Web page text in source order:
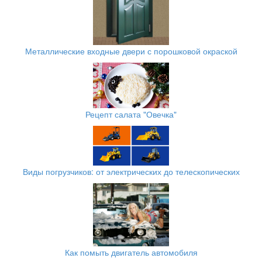
Металлические входные двери с порошковой окраской
Рецепт салата "Овечка"
Виды погрузчиков: от электрических до телескопических
Как помыть двигатель автомобиля